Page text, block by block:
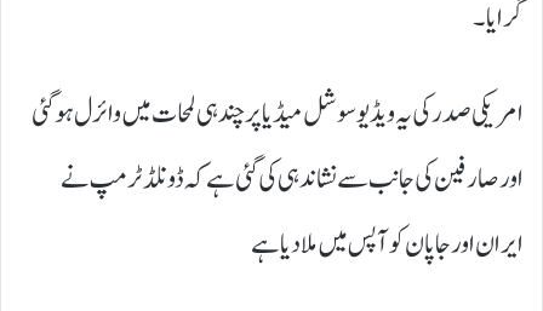
گرایا۔
امریکی صدر کی یہ ویڈیو سوشل میڈیا پر چند ہی لمحات میں وائرل ہو گئی
اور صارفین کی جانب سے نشاندہی کی گئی ہے کہ ڈونلڈ ٹرمپ نے
ایران اور جاپان کو آپس میں ملا دیا ہے